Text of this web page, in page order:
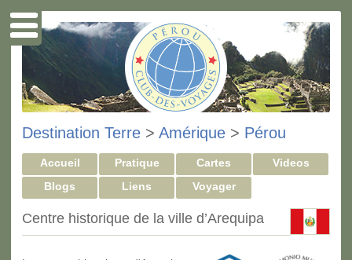
Destination Terre > Amérique > Pérou
Accueil Pratique Cartes
Videos
Blogs
Liens Voyager
Centre historique de la ville d’Arequipa